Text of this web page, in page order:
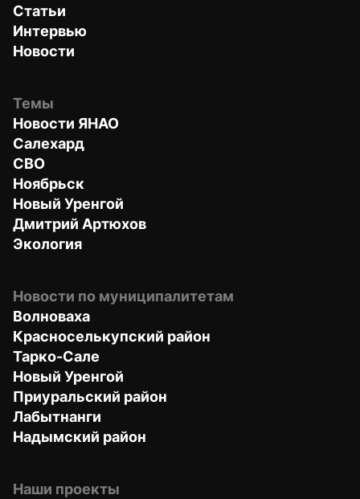
Статьи
Интервью
Новости
Темы
Новости ЯНАО
Салехард
СВО
Ноябрьск
Новый Уренгой
Дмитрий Артюхов
Экология
Новости по муниципалитетам
Волноваха
Красноселькупский район
Тарко-Сале
Новый Уренгой
Приуральский район
Лабытнанги
Надымский район
Наши проекты